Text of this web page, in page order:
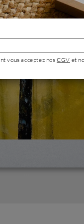
vous acceptez nosCGV et